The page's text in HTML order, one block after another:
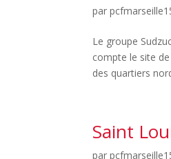
par
Le groupe
compte le site
des quartiers
Saint
par